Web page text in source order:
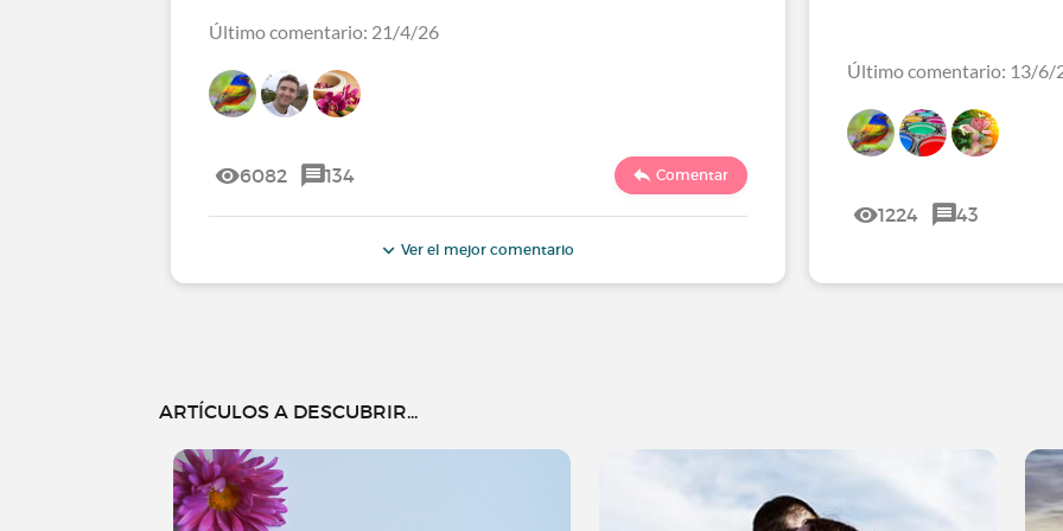
Último comentario: 21/4/26
6082 134 Comentar
Ver el mejor comentario
Último comentario: 13/6/
1224 43
ARTÍCULOS A DESCUBRIR...